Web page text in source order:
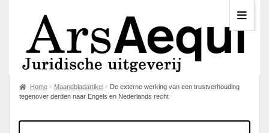
Home Maandbladartikel
De externe werking van een trustverhouding
tegenover derden naar Engels en Nederlands recht